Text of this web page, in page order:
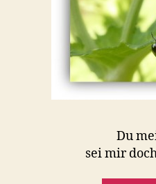
Du
sei mir